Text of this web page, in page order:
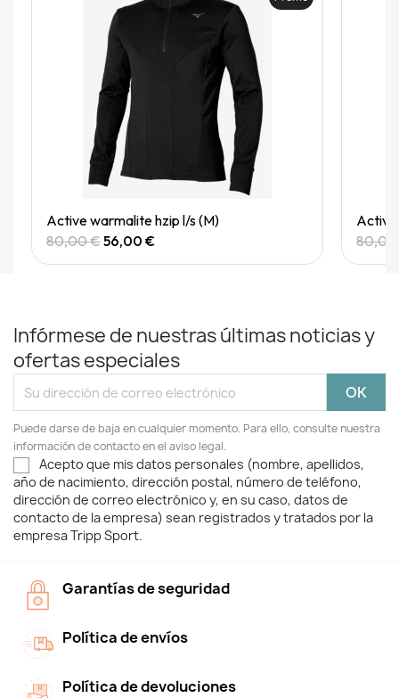
Quick View
Active warmalite hzip l/s (M)
80,00 €56,00 €
Active
Infórmese de nuestras últimas noticias y
ofertas especiales
Puede darse de baja en cualquier momento. Para ello, consulte nuestra
información de contacto en el aviso legal.
Acepto que mis datos personales (nombre, apellidos,
año de nacimiento, dirección postal, número de teléfono,
dirección de correo electrónico y, en su caso, datos de
contacto de la empresa) sean registrados y tratados por la
empresa Tripp Sport.
Garantías de seguridad
Política de envíos
Política de devoluciones